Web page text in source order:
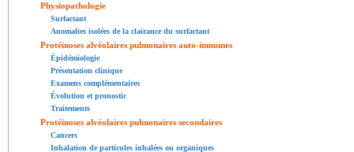
Physiopathologie
Surfactant
Anomalies isolées de la clairance du surfactant
Protéinoses alvéolaires pulmonaires auto-immunes
Épidémiologie
Présentation clinique
Examens complémentaires
Évolution et pronostic
Traitements
Protéinoses alvéolaires pulmonaires secondaires
Cancers
Inhalation de particules inhalées ou organiques